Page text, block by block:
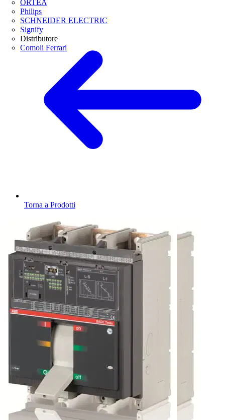
ORTEA
Philips
SCHNEIDER ELECTRIC
Signify
Distributore
Comoli Ferrari
Torna a Prodotti